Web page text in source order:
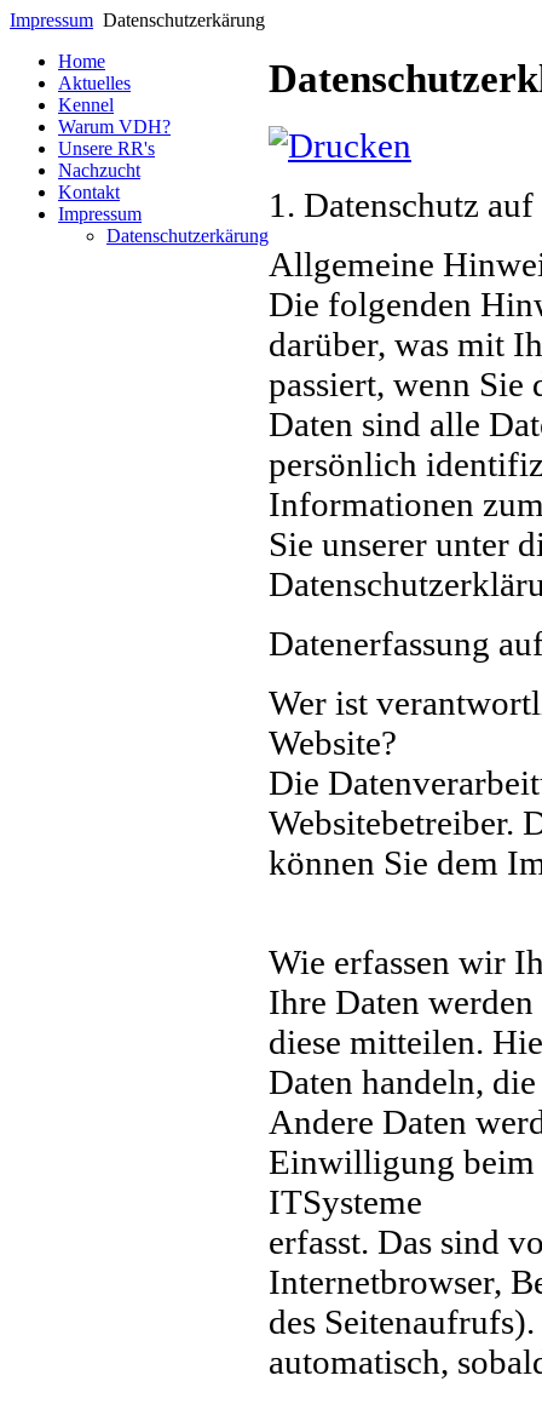
Impressum Datenschutzerkärung
Home
Aktuelles
Kennel
Warum VDH?
Unsere RR's
Nachzucht
Kontakt
Impressum
Datenschutzerkärung
1. Datenschutz
Allgemeine
Die folgenden
darüber, was mit
passiert, wenn Sie
Daten sind alle
persönlich
Informationen
Sie unserer unter
Datenerfassung
Wer ist
Website?
Die
Websitebetreiber.
können Sie dem
Wie erfassen wir
Ihre Daten werden
diese mitteilen.
Daten handeln,
Andere Daten
Einwilligung beim
ITSysteme
erfasst. Das sind
Internetbrowser,
des
automatisch,